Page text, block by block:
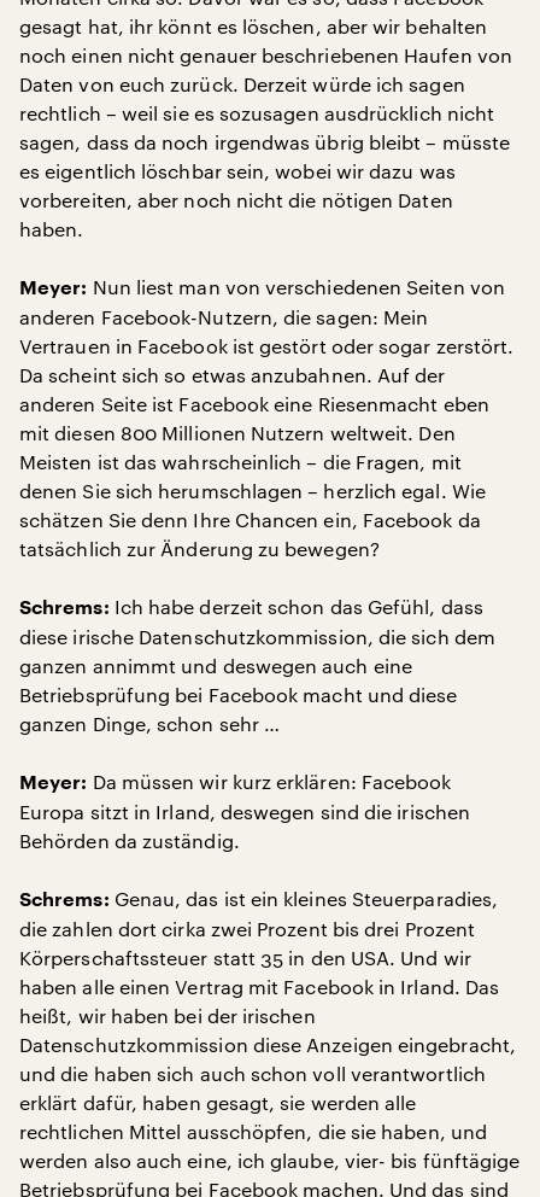
gesagt hat, ihr könnt es löschen, aber wir behalten
noch einen nicht genauer beschriebenen Haufen von
Daten von euch zurück. Derzeit würde ich sagen
rechtlich – weil sie es sozusagen ausdrücklich nicht
sagen, dass da noch irgendwas übrig bleibt – müsste
es eigentlich löschbar sein, wobei wir dazu was
vorbereiten, aber noch nicht die nötigen Daten
haben.
Meyer: Nun liest man von verschiedenen Seiten von
anderen Facebook-Nutzern, die sagen: Mein
Vertrauen in Facebook ist gestört oder sogar zerstört.
Da scheint sich so etwas anzubahnen. Auf der
anderen Seite ist Facebook eine Riesenmacht eben
mit diesen 800 Millionen Nutzern weltweit. Den
Meisten ist das wahrscheinlich – die Fragen, mit
denen Sie sich herumschlagen – herzlich egal. Wie
schätzen Sie denn Ihre Chancen ein, Facebook da
tatsächlich zur Änderung zu bewegen?
Schrems: Ich habe derzeit schon das Gefühl, dass
diese irische Datenschutzkommission, die sich dem
ganzen annimmt und deswegen auch eine
Betriebsprüfung bei Facebook macht und diese
ganzen Dinge, schon sehr …
Meyer: Da müssen wir kurz erklären: Facebook
Europa sitzt in Irland, deswegen sind die irischen
Behörden da zuständig.
Schrems: Genau, das ist ein kleines Steuerparadies,
die zahlen dort cirka zwei Prozent bis drei Prozent
Körperschaftssteuer statt 35 in den USA. Und wir
haben alle einen Vertrag mit Facebook in Irland. Das
heißt, wir haben bei der irischen
Datenschutzkommission diese Anzeigen eingebracht,
und die haben sich auch schon voll verantwortlich
erklärt dafür, haben gesagt, sie werden alle
rechtlichen Mittel ausschöpfen, die sie haben, und
werden also auch eine, ich glaube, vier- bis fünftägige
Betriebsprüfung bei Facebook machen. Und das sind